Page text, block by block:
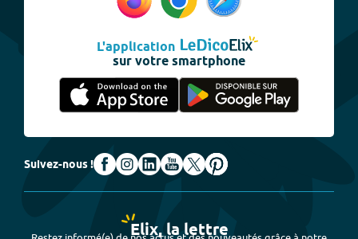
L'application
sur votre smartphone
Suivez-nous !
Elix, la lettre